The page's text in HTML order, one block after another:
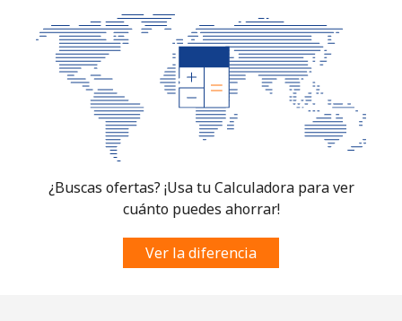
¿Buscas ofertas? ¡Usa tu Calculadora para ver
cuánto puedes ahorrar!
Ver la diferencia